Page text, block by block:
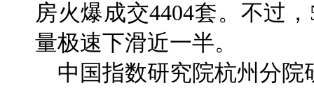
房火爆成交4404套。不过
量极速下滑近一半。
中国指数研究院杭州分院